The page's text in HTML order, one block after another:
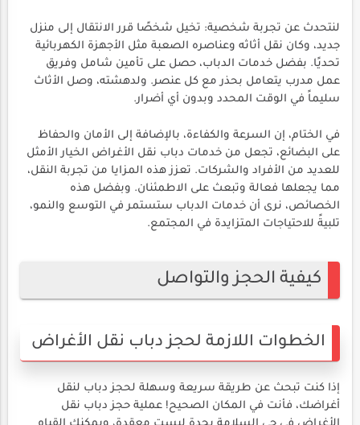
لنتحدث عن تجربة شخصية: تخيل شخصًا قرر الانتقال إلى منزل
جديد، وكان نقل أثاثه وعناصره الصعبة مثل الأجهزة الكهربائية
تحديًا. بفضل خدمات الدباب، حصل على تأمين شامل وفريق
عمل مدرب يتعامل بحذر مع كل عنصر. ولدهشته، وصل الأثاث
سليماً في الوقت المحدد وبدون أي أضرار.
في الختام، إن السرعة والكفاءة، بالإضافة إلى الأمان والحفاظ
على البضائع، تجعل من خدمات دباب نقل الأغراض الخيار الأمثل
للعديد من الأفراد والشركات. تعزز هذه المزايا من تجربة النقل،
مما يجعلها فعالة وتبعث على الاطمئنان. وبفضل هذه
الخصائص، نرى أن خدمات الدباب ستستمر في التوسع والنمو،
تلبيةً للاحتياجات المتزايدة في المجتمع.
كيفية الحجز والتواصل
الخطوات اللازمة لحجز دباب نقل الأغراض
إذا كنت تبحث عن طريقة سريعة وسهلة لحجز دباب لنقل
أغراضك، فأنت في المكان الصحيح! عملية حجز دباب نقل